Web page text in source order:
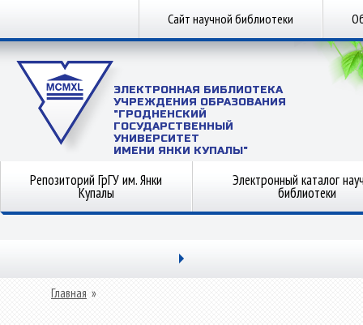
Сайт научной библиотеки
ЭЛЕКТРОННАЯ БИБЛИОТЕКА
УЧРЕЖДЕНИЯ ОБРАЗОВАНИЯ
"ГРОДНЕНСКИЙ
ГОСУДАРСТВЕННЫЙ
УНИВЕРСИТЕТ
ИМЕНИ ЯНКИ КУПАЛЫ"
Репозиторий ГрГУ им. Янки
Купалы
Электронный каталог
библиотеки
Главная »